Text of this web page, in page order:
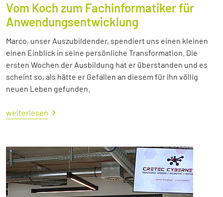
Vom Koch zum Fachinformatiker für
Anwendungsentwicklung
Marco, unser Auszubildender, spendiert uns einen kleinen
einen Einblick in seine persönliche Transformation. Die
ersten Wochen der Ausbildung hat er überstanden und es
scheint so, als hätte er Gefallen an diesem für ihn völlig
neuen Leben gefunden.
weiterlesen